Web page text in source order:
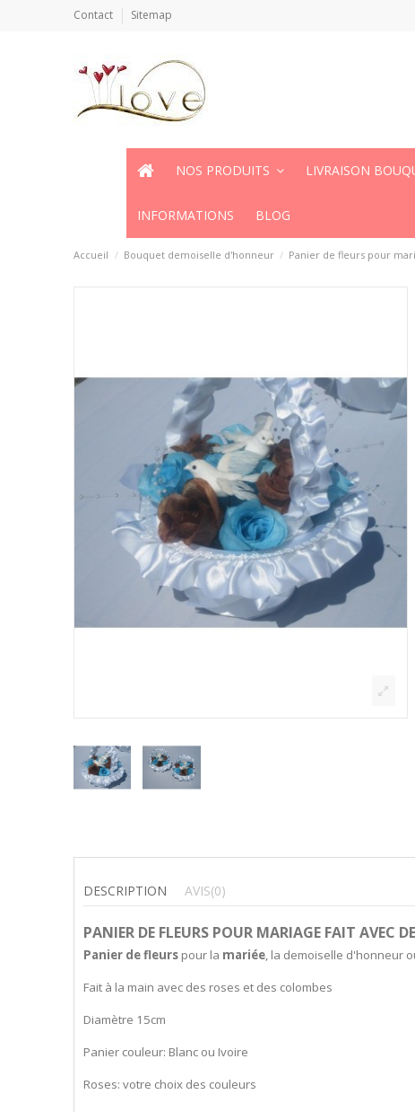
Contact Sitemap
NOS PRODUITS LIVRAISON
INFORMATIONS BLOG
Accueil Bouquet demoiselle d'honneur Panier de fleurs pour
DESCRIPTION AVIS(0)
PANIER DE FLEURS POUR MARIAGE FAIT AVEC
Panier de fleurs pour la mariée, la demoiselle d'honneur
Fait à la main avec des roses et des colombes
Diamètre 15cm
Panier couleur: Blanc ou Ivoire
Roses: votre choix des couleurs